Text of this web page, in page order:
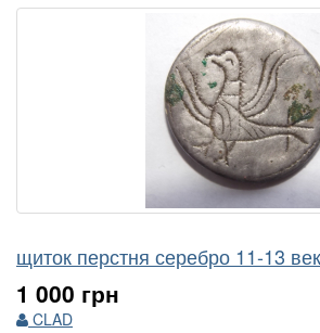
щиток перстня серебро 11-13
1 000 грн
CLAD